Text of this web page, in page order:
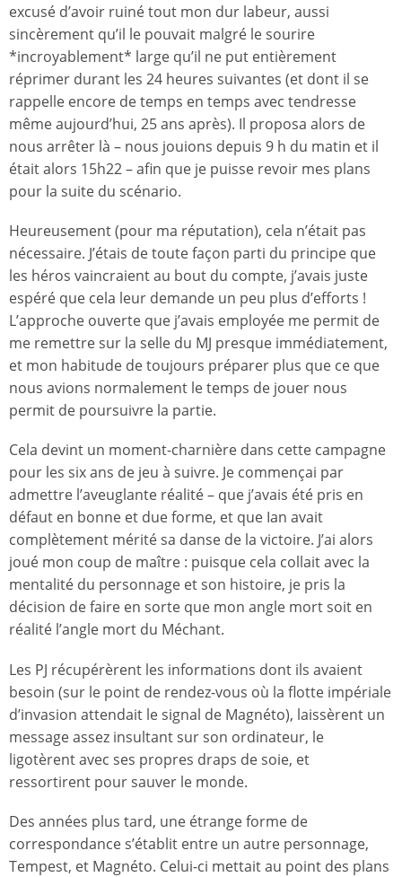
excusé d’avoir ruiné tout mon dur labeur, aussi
sincèrement qu’il le pouvait malgré le sourire
*incroyablement* large qu’il ne put entièrement
réprimer durant les 24 heures suivantes (et dont il se
rappelle encore de temps en temps avec tendresse
même aujourd’hui, 25 ans après). Il proposa alors de
nous arrêter là – nous jouions depuis 9 h du matin et il
était alors 15h22 – afin que je puisse revoir mes plans
pour la suite du scénario.
Heureusement (pour ma réputation), cela n’était pas
nécessaire. J’étais de toute façon parti du principe que
les héros vaincraient au bout du compte, j’avais juste
espéré que cela leur demande un peu plus d’efforts !
L’approche ouverte que j’avais employée me permit de
me remettre sur la selle du MJ presque immédiatement,
et mon habitude de toujours préparer plus que ce que
nous avions normalement le temps de jouer nous
permit de poursuivre la partie.
Cela devint un moment-charnière dans cette campagne
pour les six ans de jeu à suivre. Je commençai par
admettre l’aveuglante réalité – que j’avais été pris en
défaut en bonne et due forme, et que Ian avait
complètement mérité sa danse de la victoire. J’ai alors
joué mon coup de maître : puisque cela collait avec la
mentalité du personnage et son histoire, je pris la
décision de faire en sorte que mon angle mort soit en
réalité l’angle mort du Méchant.
Les PJ récupérèrent les informations dont ils avaient
besoin (sur le point de rendez-vous où la flotte impériale
d’invasion attendait le signal de Magnéto), laissèrent un
message assez insultant sur son ordinateur, le
ligotèrent avec ses propres draps de soie, et
ressortirent pour sauver le monde.
Des années plus tard, une étrange forme de
correspondance s’établit entre un autre personnage,
Tempest, et Magnéto. Celui-ci mettait au point des plans